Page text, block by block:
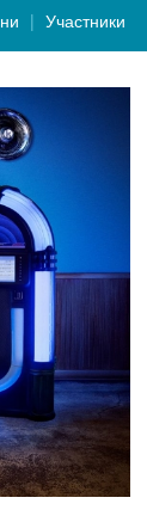
Участники